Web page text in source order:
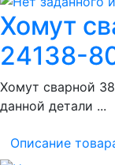
Хомут
24138-
Хомут сварной
данной детали ...
Описание